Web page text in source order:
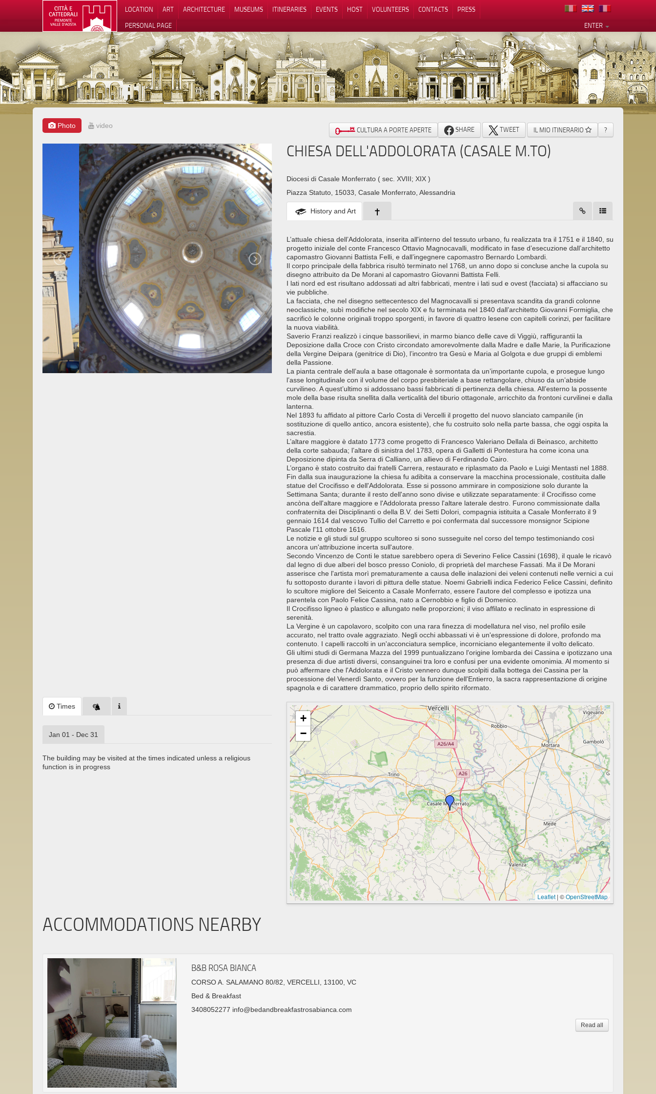
LOCATION ART ARCHITECTURE MUSEUMS ITINERARIES EVENTS HOST VOLUNTEERS CONTACTS
PRESS
ENTER
PERSONAL PAGE
Photo video CULTURA A PORTE APERTE SHARE TWEET IL MIO ITINERARIO ?
CHIESA DELL'ADDOLORATA (CASALE M.TO)
Diocesi di Casale Monferrato ( sec. XVIII; XIX )
Piazza Statuto, 15033, Casale Monferrato, Alessandria
History and Art
L’attuale chiesa dell’Addolorata, inserita all'interno del tessuto urbano, fu realizzata tra il 1751 e il 1840, su
progetto iniziale del conte Francesco Ottavio Magnocavalli, modificato in fase d’esecuzione dall’architetto
capomastro Giovanni Battista Felli, e dall’ingegnere capomastro Bernardo Lombardi.
Il corpo principale della fabbrica risultò terminato nel 1768, un anno dopo si concluse anche la cupola su
disegno attribuito da De Morani al capomastro Giovanni Battista Felli.
I lati nord ed est risultano addossati ad altri fabbricati, mentre i lati sud e ovest (facciata) si affacciano su
vie pubbliche.
La facciata, che nel disegno settecentesco del Magnocavalli si presentava scandita da grandi colonne
neoclassiche, subì modifiche nel secolo XIX e fu terminata nel 1840 dall’architetto Giovanni Formiglia, che
sacrificò le colonne originali troppo sporgenti, in favore di quattro lesene con capitelli corinzi, per facilitare
la nuova viabilità.
Saverio Franzi realizzò i cinque bassorilievi, in marmo bianco delle cave di Viggiù, raffigurantii la
Deposizione dalla Croce con Cristo circondato amorevolmente dalla Madre e dalle Marie, la Purificazione
della Vergine Deipara (genitrice di Dio), l’incontro tra Gesù e Maria al Golgota e due gruppi di emblemi
della Passione.
La pianta centrale dell’aula a base ottagonale è sormontata da un’importante cupola, e prosegue lungo
l’asse longitudinale con il volume del corpo presbiteriale a base rettangolare, chiuso da un’abside
curvilineo. A quest’ultimo si addossano bassi fabbricati di pertinenza della chiesa. All’esterno la possente
mole della base risulta snellita dalla verticalità del tiburio ottagonale, arricchito da frontoni curvilinei e dalla
lanterna.
Nel 1893 fu affidato al pittore Carlo Costa di Vercelli il progetto del nuovo slanciato campanile (in
sostituzione di quello antico, ancora esistente), che fu costruito solo nella parte bassa, che oggi ospita la
sacrestia.
L’altare maggiore è datato 1773 come progetto di Francesco Valeriano Dellala di Beinasco, architetto
della corte sabauda; l’altare di sinistra del 1783, opera di Galletti di Pontestura ha come icona una
Deposizione dipinta da Serra di Calliano, un allievo di Ferdinando Cairo.
L’organo è stato costruito dai fratelli Carrera, restaurato e riplasmato da Paolo e Luigi Mentasti nel 1888.
Fin dalla sua inaugurazione la chiesa fu adibita a conservare la macchina processionale, costituita dalle
statue del Crocifisso e dell'Addolorata. Esse si possono ammirare in composizione solo durante la
Settimana Santa; durante il resto dell'anno sono divise e utilizzate separatamente: il Crocifisso come
ancòna dell'altare maggiore e l'Addolorata presso l'altare laterale destro. Furono commissionate dalla
confraternita dei Disciplinanti o della B.V. dei Setti Dolori, compagnia istituita a Casale Monferrato il 9
gennaio 1614 dal vescovo Tullio del Carretto e poi confermata dal successore monsignor Scipione
Pascale l'11 ottobre 1616.
Le notizie e gli studi sul gruppo scultoreo si sono susseguite nel corso del tempo testimoniando così
ancora un'attribuzione incerta sull'autore.
Secondo Vincenzo de Conti le statue sarebbero opera di Severino Felice Cassini (1698), il quale le ricavò
dal legno di due alberi del bosco presso Coniolo, di proprietà del marchese Fassati. Ma il De Morani
asserisce che l'artista morì prematuramente a causa delle inalazioni dei veleni contenuti nelle vernici a cui
fu sottoposto durante i lavori di pittura delle statue. Noemi Gabrielli indica Federico Felice Cassini, definito
lo scultore migliore del Seicento a Casale Monferrato, essere l'autore del complesso e ipotizza una
parentela con Paolo Felice Cassina, nato a Cernobbio e figlio di Domenico.
Il Crocifisso ligneo è plastico e allungato nelle proporzioni; il viso affilato e reclinato in espressione di
serenità.
La Vergine è un capolavoro, scolpito con una rara finezza di modellatura nel viso, nel profilo esile
accurato, nel tratto ovale aggraziato. Negli occhi abbassati vi è un'espressione di dolore, profondo ma
contenuto. I capelli raccolti in un'acconciatura semplice, incorniciano elegantemente il volto delicato.
Gli ultimi studi di Germana Mazza del 1999 puntualizzano l'origine lombarda dei Cassina e ipotizzano una
presenza di due artisti diversi, consanguinei tra loro e confusi per una evidente omonimia. Al momento si
può affermare che l'Addolorata e il Cristo vennero dunque scolpiti dalla bottega dei Cassina per la
processione del Venerdì Santo, ovvero per la funzione dell'Entierro, la sacra rappresentazione di origine
spagnola e di carattere drammatico, proprio dello spirito riformato.
Times
Jan 01 - Dec 31
The building may be visited at the times indicated unless a religious
function is in progress
+
−
Leaflet | ©OpenStreetMap
ACCOMMODATIONS NEARBY
B&B ROSA BIANCA
CORSO A. SALAMANO 80/82, VERCELLI, 13100, VC
Bed & Breakfast
3408052277 info@bedandbreakfastrosabianca.com
Read all
Your Privacy Choices